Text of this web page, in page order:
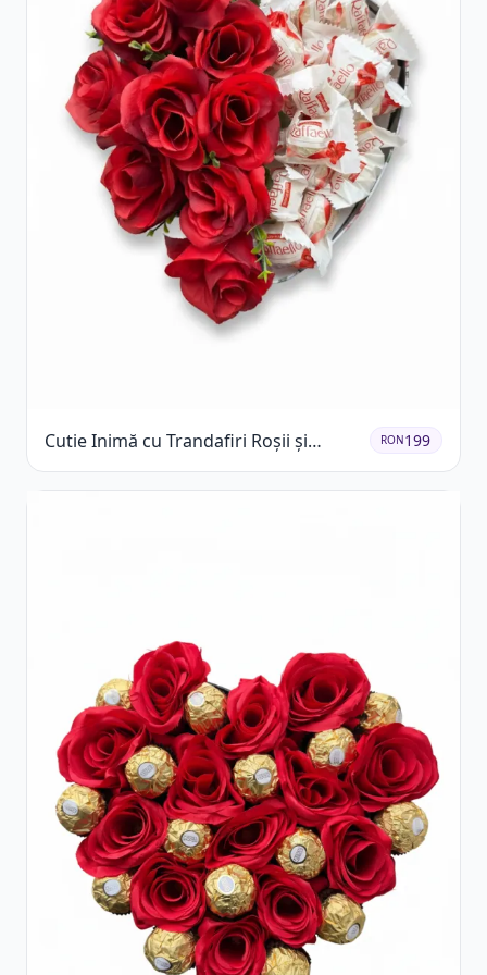
Cutie Inimă cu Trandafiri Roșii și
Raffaello
RON199